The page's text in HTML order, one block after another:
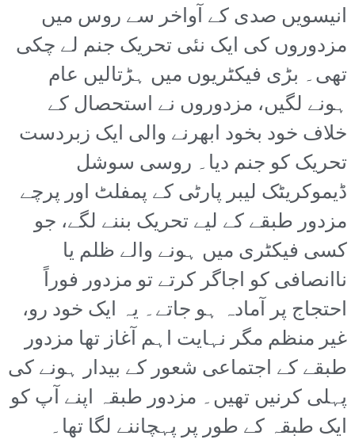
انیسویں صدی کے آواخر سے روس میں
مزدوروں کی ایک نئی تحریک جنم لے چکی
تھی۔ بڑی فیکٹریوں میں ہڑتالیں عام
ہونے لگیں، مزدوروں نے استحصال کے
خلاف خود بخود ابھرنے والی ایک زبردست
تحریک کو جنم دیا۔ روسی سوشل
ڈیموکریٹک لیبر پارٹی کے پمفلٹ اور پرچے
مزدور طبقے کے لیے تحریک بننے لگے، جو
کسی فیکٹری میں ہونے والے ظلم یا
ناانصافی کو اجاگر کرتے تو مزدور فوراً
احتجاج پر آمادہ ہو جاتے۔ یہ ایک خود رو،
غیر منظم مگر نہایت اہم آغاز تھا مزدور
طبقے کے اجتماعی شعور کے بیدار ہونے کی
پہلی کرنیں تھیں۔ مزدور طبقہ اپنے آپ کو
ایک طبقہ کے طور پر پہچاننے لگا تھا۔